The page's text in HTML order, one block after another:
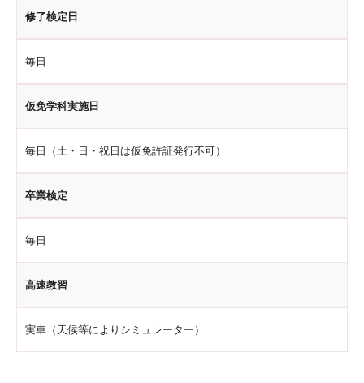
修了検定日
毎日
仮免学科実施日
毎日（土・日・祝日は仮免許証発行不可）
卒業検定
毎日
高速教習
実車（天候等によりシミュレーター）